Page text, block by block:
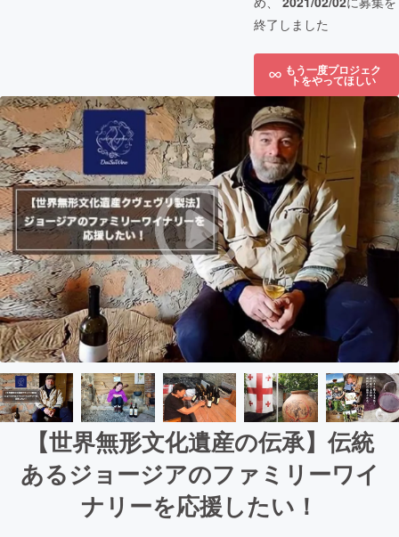
終了しました
もう一度プロジェク
トをやってほしい
【世界無形文化遺産の伝承】伝統
あるジョージアのファミリーワイ
ナリーを応援したい！